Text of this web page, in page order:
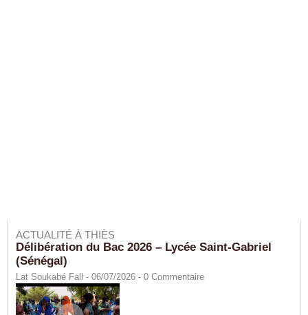
ACTUALITÉ À THIÈS
Délibération du Bac 2026 – Lycée Saint-Gabriel
(Sénégal)
Lat Soukabé Fall - 06/07/2026 - 0 Commentaire